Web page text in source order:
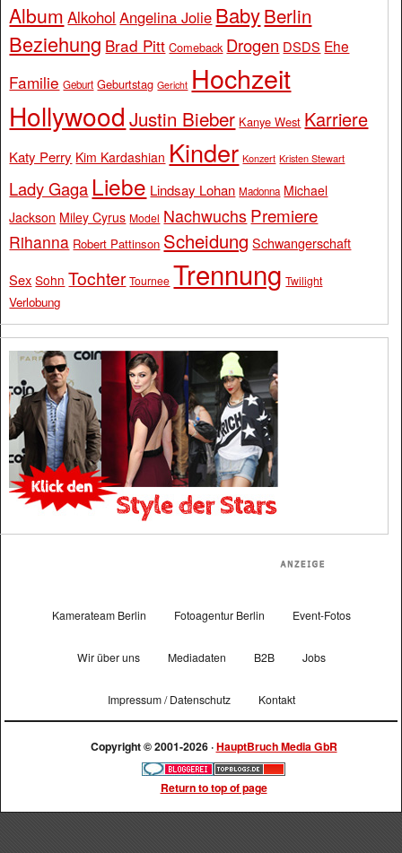
Album Alkohol Angelina Jolie BabyBerlin
Beziehung Brad Pitt Comeback Drogen DSDS Ehe
Familie Geburt Geburtstag Gericht Hochzeit
Hollywood Justin Bieber Kanye West Karriere
Katy Perry Kim Kardashian Kinder Konzert Kristen Stewart
Lady Gaga Liebe Lindsay Lohan Madonna Michael
Jackson Miley Cyrus Model Nachwuchs Premiere
Rihanna Robert Pattinson Scheidung Schwangerschaft
Sex Sohn Tochter Tournee Trennung Twilight
Verlobung
Kamerateam Berlin Fotoagentur Berlin Event-Fotos
Wir über uns Mediadaten B2B Jobs
Impressum / Datenschutz Kontakt
Copyright © 2001-2026 ·HauptBruch Media GbR
Return to top of page